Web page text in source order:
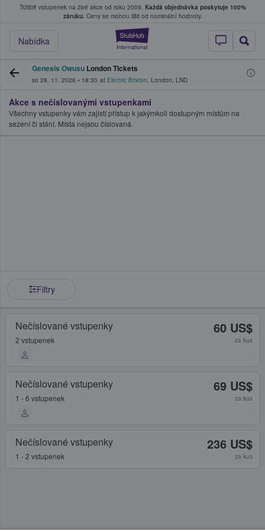
Tržiště vstupenek na živé akce od roku 2009. Každá objednávka poskytuje 100%
záruku. Ceny se mohou lišit od nominální hodnoty.
StubHub –
Nabídka
kde fanoušci kupují a prodávají vstupenky
Genesis Owusu London Tickets
so 28. 11. 2026 • 18:30 at Electric Brixton, London, LND
Akce s nečíslovanými vstupenkami
Všechny vstupenky vám zajistí přístup k jakýmkoli dostupným místům na
sezení či stání. Místa nejsou číslovaná.
Filtry
Nečíslované vstupenky
2 vstupenek
60 US$
za kus
Nečíslované vstupenky
1 - 6 vstupenek
69 US$
za kus
Nečíslované vstupenky
1 - 2 vstupenek
236 US$
za kus